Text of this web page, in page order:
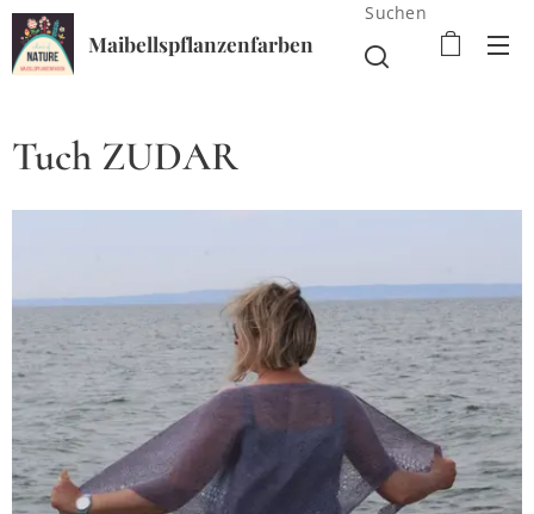
Maibellspflanzenfarben
Suchen
Tuch ZUDAR